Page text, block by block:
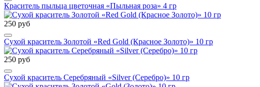
Краситель пыльца цветочная «Пыльная роза» 4 гр
250 руб
Сухой краситель Золотой «Red Gold (Красное Золото)» 10 гр
250 руб
Сухой краситель Серебряный «Silver (Серебро)» 10 гр